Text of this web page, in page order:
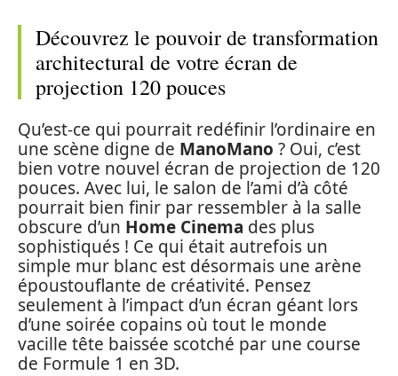
Découvrez le pouvoir de transformation
architectural de votre écran de
projection 120 pouces
Qu’est-ce qui pourrait redéfinir l’ordinaire en
une scène digne de ManoMano ? Oui, c’est
bien votre nouvel écran de projection de 120
pouces. Avec lui, le salon de l’ami d’à côté
pourrait bien finir par ressembler à la salle
obscure d’un Home Cinema des plus
sophistiqués ! Ce qui était autrefois un
simple mur blanc est désormais une arène
époustouflante de créativité. Pensez
seulement à l’impact d’un écran géant lors
d’une soirée copains où tout le monde
vacille tête baissée scotché par une course
de Formule 1 en 3D.